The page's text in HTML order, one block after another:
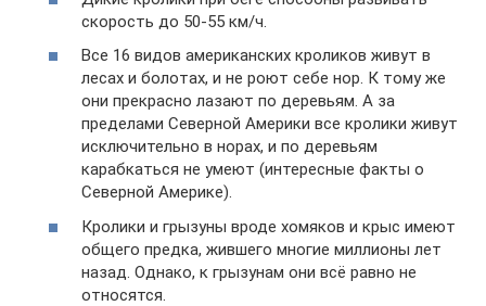
скорость до 50-55 км/ч.
Все 16 видов американских кроликов живут в
лесах и болотах, и не роют себе нор. К тому же
они прекрасно лазают по деревьям. А за
пределами Северной Америки все кролики живут
исключительно в норах, и по деревьям
карабкаться не умеют (интересные факты о
Северной Америке).
Кролики и грызуны вроде хомяков и крыс имеют
общего предка, жившего многие миллионы лет
назад. Однако, к грызунам они всё равно не
относятся.